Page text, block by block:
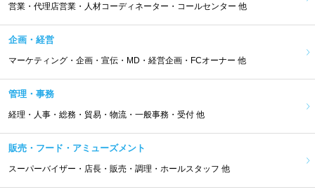
営業・代理店営業・人材コーディネーター・コールセンター 他
企画・経営
マーケティング・企画・宣伝・MD・経営企画・FCオーナー 他
管理・事務
経理・人事・総務・貿易・物流・一般事務・受付 他
販売・フード・アミューズメント
スーパーバイザー・店長・販売・調理・ホールスタッフ 他